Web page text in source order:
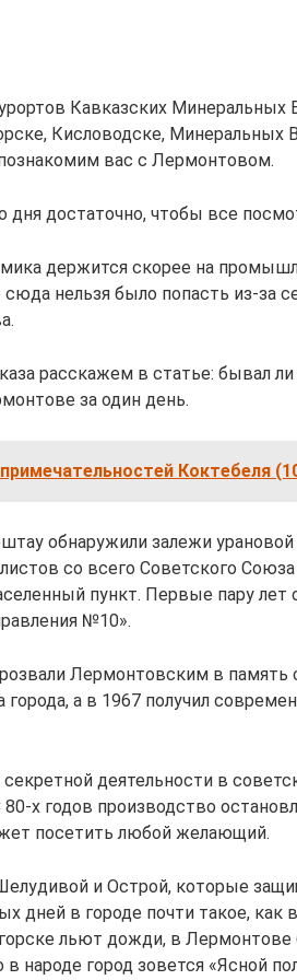
Кавказских
Кисловодске, Минеральных
вас с Лермонтовом.
достаточно, чтобы все
держится скорее на
нельзя было попасть из-за
расскажем в статье: бывал ли
за один день.
Коктебеля
обнаружили залежи
со всего Советского
пункт. Первые пару лет
№10».
Лермонтовским в память
а в 1967 получил
деятельности в
х годов производство
посетить любой желающий.
и Острой, которые
дней в городе почти такое, как в
льют дожди, в Лермонтове
народе город зовется «Ясной